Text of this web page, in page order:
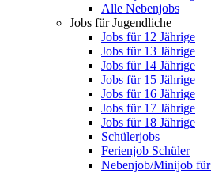
Alle Nebenjobs
Jobs für Jugendliche
Jobs für 12 Jährige
Jobs für 13 Jährige
Jobs für 14 Jährige
Jobs für 15 Jährige
Jobs für 16 Jährige
Jobs für 17 Jährige
Jobs für 18 Jährige
Schülerjobs
Ferienjob Schüler
Nebenjob/Minijob